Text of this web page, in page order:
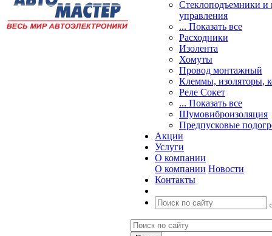
Стеклоподъемники и
управления
... Показать все
Расходники
Изолента
Хомуты
Провод монтажный
Клеммы, изоляторы,
Реле Сокет
... Показать все
Шумовиброизоляция
Предпусковые
Акции
Услуги
О компании
О компании Новости
Контакты